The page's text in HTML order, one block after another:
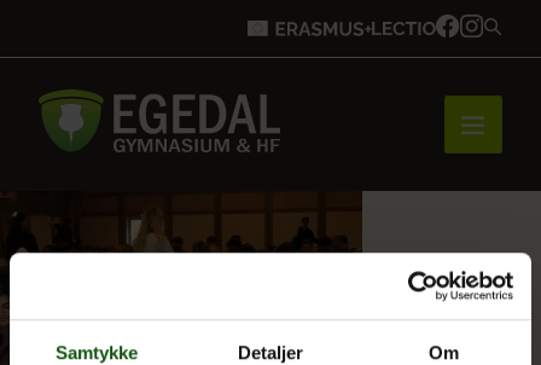
Samtykke Detaljer Om
Forside